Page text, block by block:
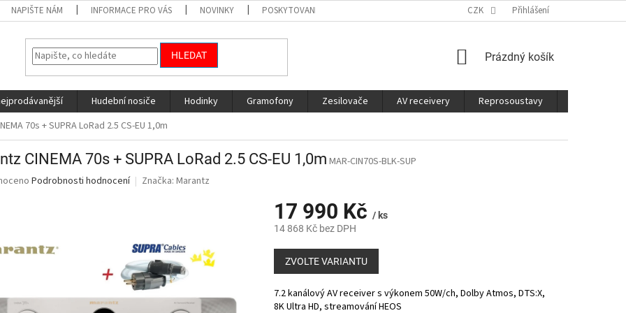
NAPIŠTE NÁM INFORMACE PRO VÁS NOVINKY POSKYTOVANÉ SLUŽBY CZK Přihlášení
HLEDAT
NÁKUPNÍ
Prázdný košík
Hudební nosiče Hodinky Gramofony Zesilovače AV receivery Reprosoustavy
70s + SUPRA LoRad 2.5 CS-EU 1,0m
CINEMA 70s + SUPRA LoRad 2.5 CS-EU 1,0m MAR-CIN70S-BLK-SUP
Podrobnosti hodnocení Značka: Marantz
17 990 Kč / ks
14 868 Kč bez DPH
Měrná
cena:
ZVOLTE VARIANTU
7.2 kanálový AV receiver s výkonem 50W/ch, Dolby Atmos, DTS:X,
8K Ultra HD, streamování HEOS